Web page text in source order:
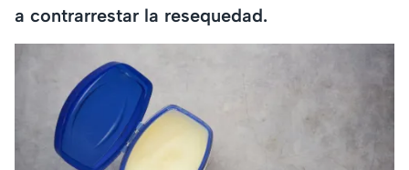
a contrarrestar la resequedad.